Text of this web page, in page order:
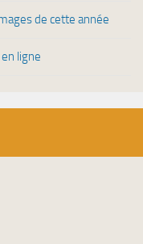
de cette année
ligne